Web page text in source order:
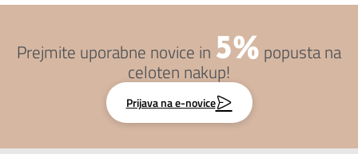
Prejmite uporabne novice in 5% popusta na
celoten nakup!
Prijava na e-novice